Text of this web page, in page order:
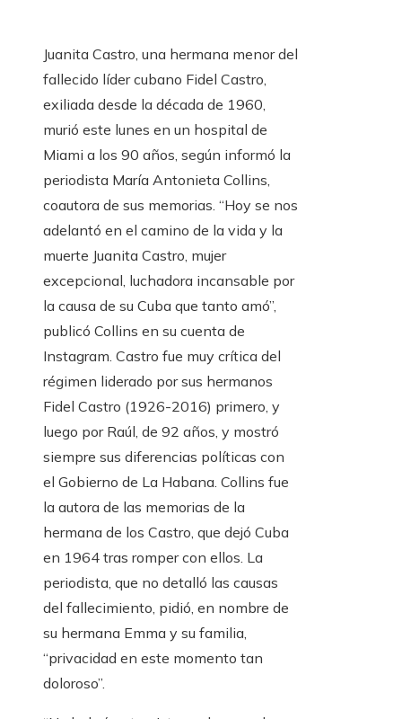
Juanita Castro, una hermana menor del
fallecido líder cubano Fidel Castro,
exiliada desde la década de 1960,
murió este lunes en un hospital de
Miami a los 90 años, según informó la
periodista María Antonieta Collins,
coautora de sus memorias. “Hoy se nos
adelantó en el camino de la vida y la
muerte Juanita Castro, mujer
excepcional, luchadora incansable por
la causa de su Cuba que tanto amó”,
publicó Collins en su cuenta de
Instagram. Castro fue muy crítica del
régimen liderado por sus hermanos
Fidel Castro (1926-2016) primero, y
luego por Raúl, de 92 años, y mostró
siempre sus diferencias políticas con
el Gobierno de La Habana. Collins fue
la autora de las memorias de la
hermana de los Castro, que dejó Cuba
en 1964 tras romper con ellos. La
periodista, que no detalló las causas
del fallecimiento, pidió, en nombre de
su hermana Emma y su familia,
“privacidad en este momento tan
doloroso”.